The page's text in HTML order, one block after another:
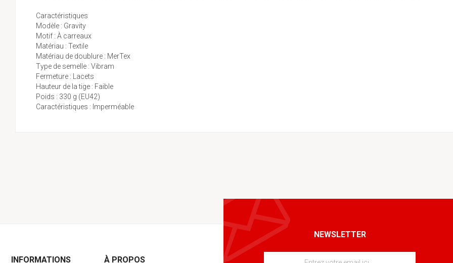
Caractéristiques
Modèle : Gravity
Motif : À carreaux
Matériau : Textile
Matériau de doublure : MerTex
Type de semelle : Vibram
Fermeture : Lacets
Hauteur de la tige : Faible
Poids : 330 g (EU42)
Caractéristiques : Imperméable
NEWSLETTER
INFORMATIONS À PROPOS